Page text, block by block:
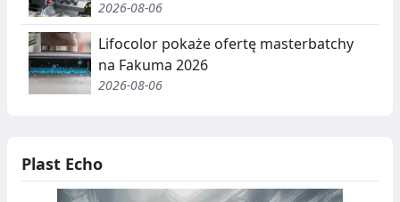
J
A
,
C
2026-08-06
Lifocolor pokaże ofertę masterbatchy
na Fakuma 2026
2026-08-06
Plast Echo